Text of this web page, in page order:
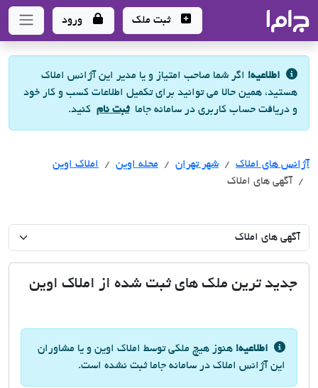
- سامانه جامع املاک و مشاورین املاک
ثبت ملک ورود
اطلاعیه! اگر شما صاحب امتیاز و یا مدیر این آژانس املاک
هستید، همین حالا می توانید برای تکمیل اطلاعات کسب و کار خود
و دریافت حساب کاربری در سامانه جاماثبت نام کنید.
آژانس های املاک آژانس های املاک
شهر تهران آژانس های املاک
محله اوین
املاک اوین
آگهی های املاک
جدید ترین ملک های ثبت شده از املاک اوین
اطلاعیه! هنوز هیچ ملکی توسط املاک اوین و یا مشاوران
این آژانس املاک در سامانه جاما ثبت نشده است.